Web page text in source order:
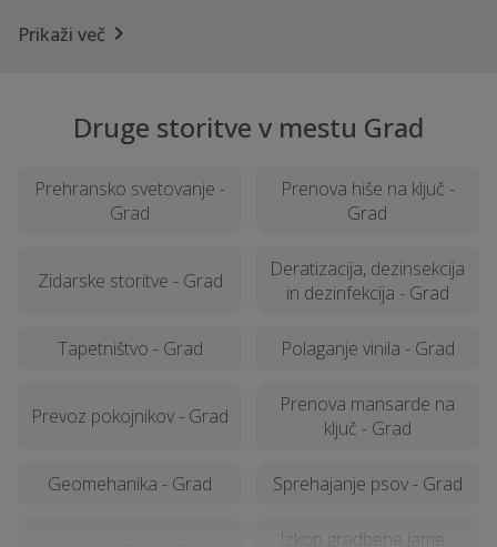
Prikaži več
Druge storitve v mestu Grad
Prehransko svetovanje -
Grad
Prenova hiše na ključ -
Grad
Zidarske storitve - Grad
Deratizacija, dezinsekcija
in dezinfekcija - Grad
Tapetništvo - Grad Polaganje vinila - Grad
Prevoz pokojnikov - Grad
Prenova mansarde na
ključ - Grad
Geomehanika - Grad Sprehajanje psov - Grad
Izkop gradbene jame -